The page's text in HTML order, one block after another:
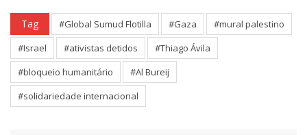
Tag #Global Sumud Flotilla #Gaza
#mural palestino
#Israel
#ativistas detidos
#Thiago Ávila
#bloqueio humanitário
#Al Bureij
#solidariedade internacional